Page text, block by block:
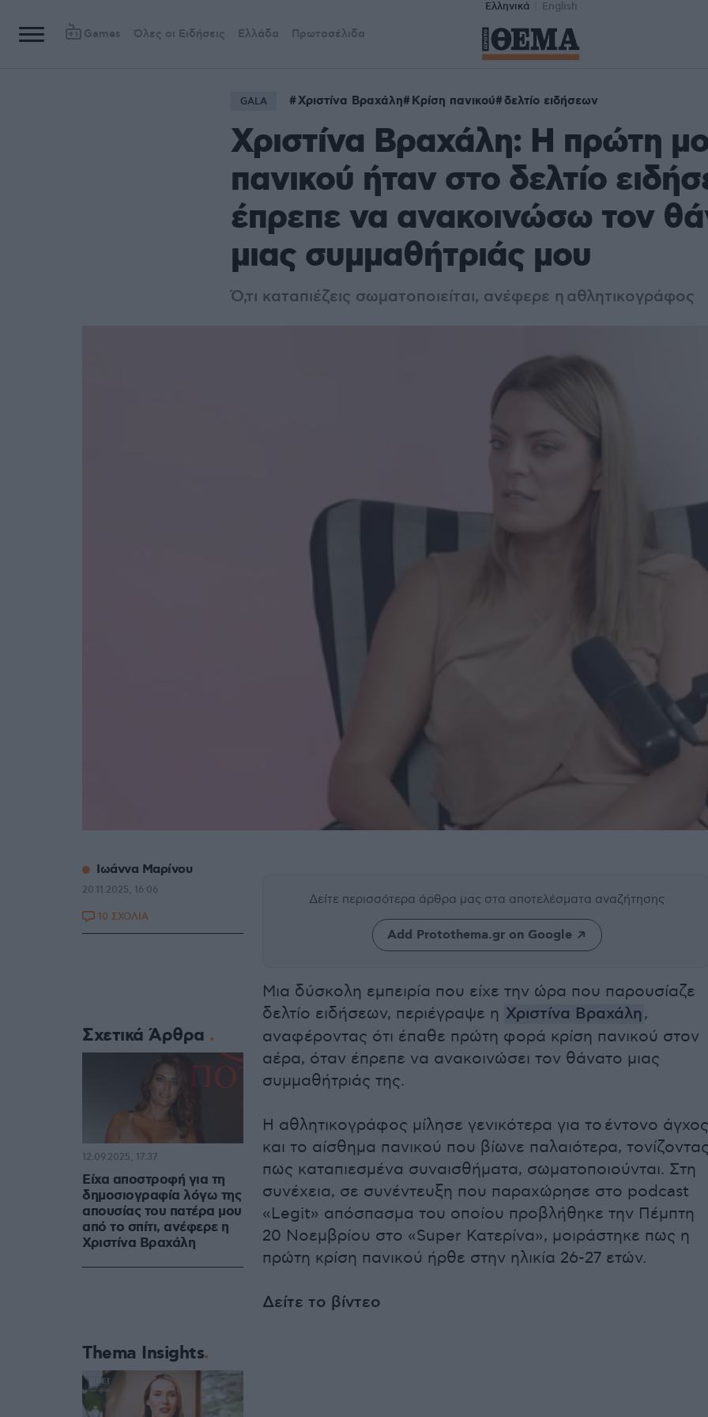
Ελληνικά English
Games Όλες οι Ειδήσεις Ελλάδα Πρωτοσέλιδα
GALA Χριστίνα Βραχάλη Κρίση πανικού δελτίο ειδήσεων
Χριστίνα Βραχάλη: Η πρώτη
πανικού ήταν στο δελτίο
έπρεπε να ανακοινώσω τον
μιας συμμαθήτριάς μου
Ό,τι καταπιέζεις σωματοποιείται, ανέφερε η αθλητικογράφος
Δείτε περισσότερα άρθρα μας στα αποτελέσματα αναζήτησης
Add Protothema.gr on Google
Μια δύσκολη εμπειρία που είχε την ώρα που παρουσίαζε
δελτίο ειδήσεων, περιέγραψε η Χριστίνα Βραχάλη,
αναφέροντας ότι έπαθε πρώτη φορά κρίση πανικού στον
αέρα, όταν έπρεπε να ανακοινώσει τον θάνατο μιας
συμμαθήτριάς της.
Η αθλητικογράφος μίλησε γενικότερα για το έντονο άγχος
και το αίσθημα πανικού που βίωνε παλαιότερα,
πως καταπιεσμένα συναισθήματα, σωματοποιούνται. Στη
συνέχεια, σε συνέντευξη που παραχώρησε στο podcast
«Legit» απόσπασμα του οποίου προβλήθηκε την Πέμπτη
20 Νοεμβρίου στο «Super Κατερίνα», μοιράστηκε πως η
πρώτη κρίση πανικού ήρθε στην ηλικία 26-27 ετών.
Δείτε το βίντεο
Ιωάννα Μαρίνου
20.11.2025, 16:06
10 ΣΧΟΛΙΑ
Σχετικά Άρθρα
Είχα αποστροφή για τη
δημοσιογραφία λόγω της
απουσίας του πατέρα μου
από το σπίτι, ανέφερε η
Χριστίνα Βραχάλη
12.09.2025, 17:37
Thema Insights